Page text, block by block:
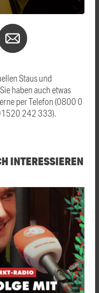
Staus und
haben auch etwas
per Telefon (0800 0
242 333).
INTERESSIEREN